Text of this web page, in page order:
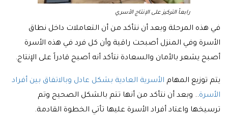
رابعاً التركيز على الإنتاج الأسري
في هذه المرحلة وبعد أن نتأكد من أن التعاملات داخل نطاق
الأسرة وفي المنزل أصبحت راقية وأن كل فرد في هذه الأسرة
أصبح يشعر بالأمان والسعادة نتأكد أنه أصبح قادراً على الإنتاج.
يتم توزيع المهام الأسرية العادية بشكل عادل وبالاتفاق بين أفراد
الأسرة.. وبعد أن نتأكد من أنها تتم بالشكل الصحيح وتم
ترسيخها واعتاد أفراد الأسرة عليها تأتي الخطوة القادمة.